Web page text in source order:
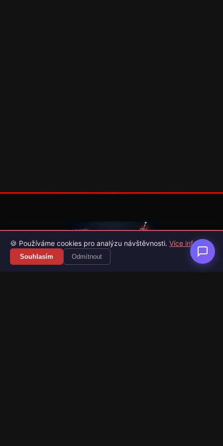
Váš průvodce světem videoher. Novinky, recenze a česko-
slovenské překlady her.
🍪 Používáme cookies pro analýzu návštěvnosti. Více info
Souhlasím Odmítnout